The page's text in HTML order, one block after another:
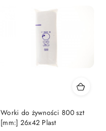
Worki do żywności 800 szt
[mm:] 26x42 Plast